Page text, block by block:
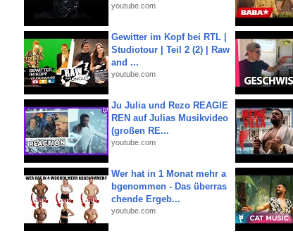
youtube.com
Gewitter im Kopf bei RTL |
Studiotour | Teil 2 (2) | Raw
and ...
youtube.com
Ju Julia und Rezo REAGIE
REN auf Julias Musikvideo
(großen RE...
youtube.com
Wer hat in 1 Monat mehr a
bgenommen - Das überras
chende Ergeb...
youtube.com